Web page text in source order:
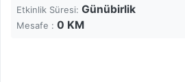
Etkinlik Süresi: Günübirlik
Mesafe : 0 KM